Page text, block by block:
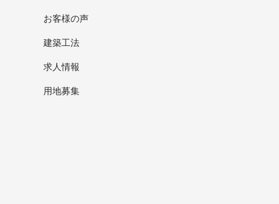
お客様の声
建築工法
求人情報
用地募集